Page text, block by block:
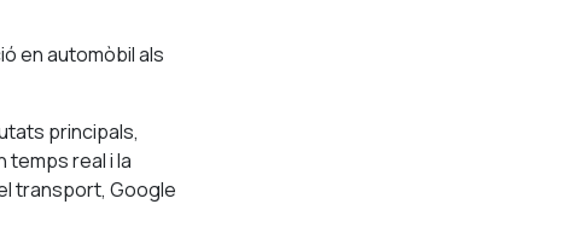
en automòbil als
principals,
real i la
transport, Google